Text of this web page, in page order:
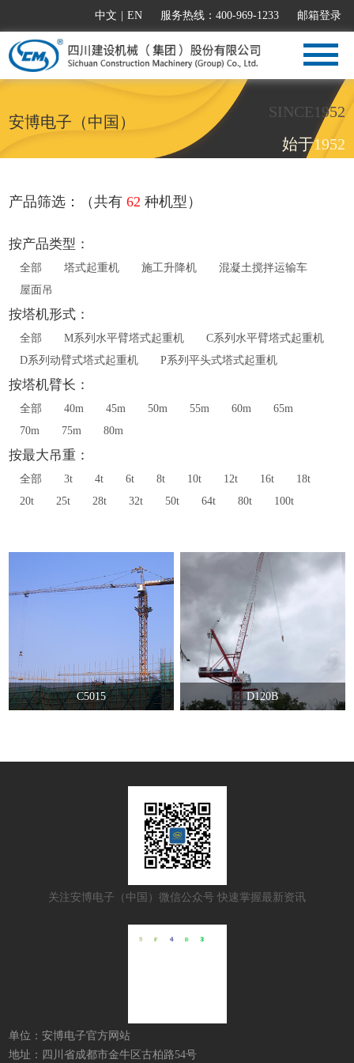
中文 EN 服务热线：400-969-1233 邮箱登录
安博电子（中国）
SINCE1952
始于1952
产品筛选：（共有62 种机型）
按产品类型：
全部 塔式起重机 施工升降机
混凝土搅拌运输车
屋面吊
按塔机形式：
全部 M系列水平臂塔式起重机
C系列水平臂塔式起重机
D系列动臂式塔式起重机
P系列平头式塔式起重机
按塔机臂长：
全部 40m 45m 50m 55m 60m
65m
70m
75m 80m
按最大吊重：
全部 3t 4t 6t 8t 10t 12t 16t
18t
20t
25t 28t 32t 50t 64t 80t 100t
C5015 D120B
关注安博电子（中国）微信公众号 快速掌握最新资讯
单位：安博电子官方网站
地址：四川省成都市金牛区古柏路54号